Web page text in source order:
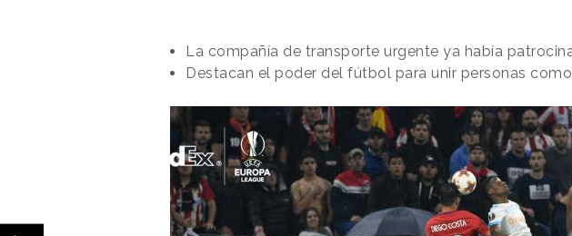
La compañía de transporte urgente ya había
Destacan el poder del fútbol para unir personas